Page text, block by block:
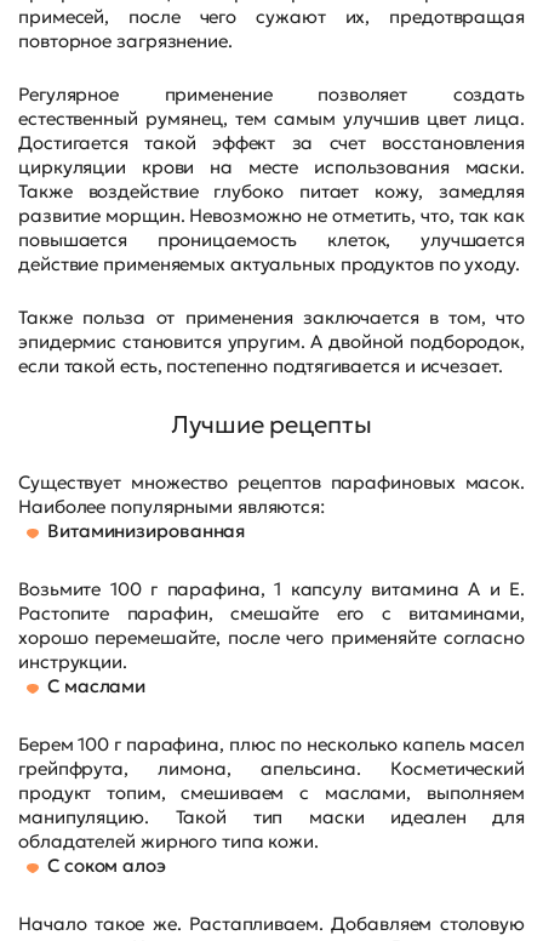
примесей, после чего сужают их, предотвращая
повторное загрязнение.
Регулярное применение позволяет создать
естественный румянец, тем самым улучшив цвет лица.
Достигается такой эффект за счет восстановления
циркуляции крови на месте использования маски.
Также воздействие глубоко питает кожу, замедляя
развитие морщин. Невозможно не отметить, что, так как
повышается проницаемость клеток, улучшается
действие применяемых актуальных продуктов по уходу.
Также польза от применения заключается в том, что
эпидермис становится упругим. А двойной подбородок,
если такой есть, постепенно подтягивается и исчезает.
Лучшие рецепты
Существует множество рецептов парафиновых масок.
Наиболее популярными являются:
Витаминизированная
Возьмите 100 г парафина, 1 капсулу витамина А и Е.
Растопите парафин, смешайте его с витаминами,
хорошо перемешайте, после чего применяйте согласно
инструкции.
С маслами
Берем 100 г парафина, плюс по несколько капель масел
грейпфрута, лимона, апельсина. Косметический
продукт топим, смешиваем с маслами, выполняем
манипуляцию. Такой тип маски идеален для
обладателей жирного типа кожи.
С соком алоэ
Начало такое же. Растапливаем. Добавляем столовую